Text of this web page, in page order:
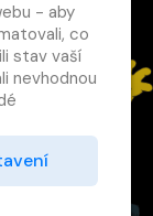
%
- aby
co
stav vaší
nevhodnou